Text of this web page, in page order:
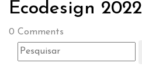
Ecodesign 2022
0 Comments